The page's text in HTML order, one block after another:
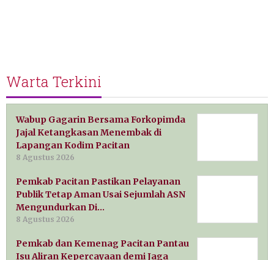
Warta Terkini
Wabup Gagarin Bersama Forkopimda
Jajal Ketangkasan Menembak di
Lapangan Kodim Pacitan
8 Agustus 2026
Pemkab Pacitan Pastikan Pelayanan
Publik Tetap Aman Usai Sejumlah ASN
Mengundurkan Di…
8 Agustus 2026
Pemkab dan Kemenag Pacitan Pantau
Isu Aliran Kepercayaan demi Jaga